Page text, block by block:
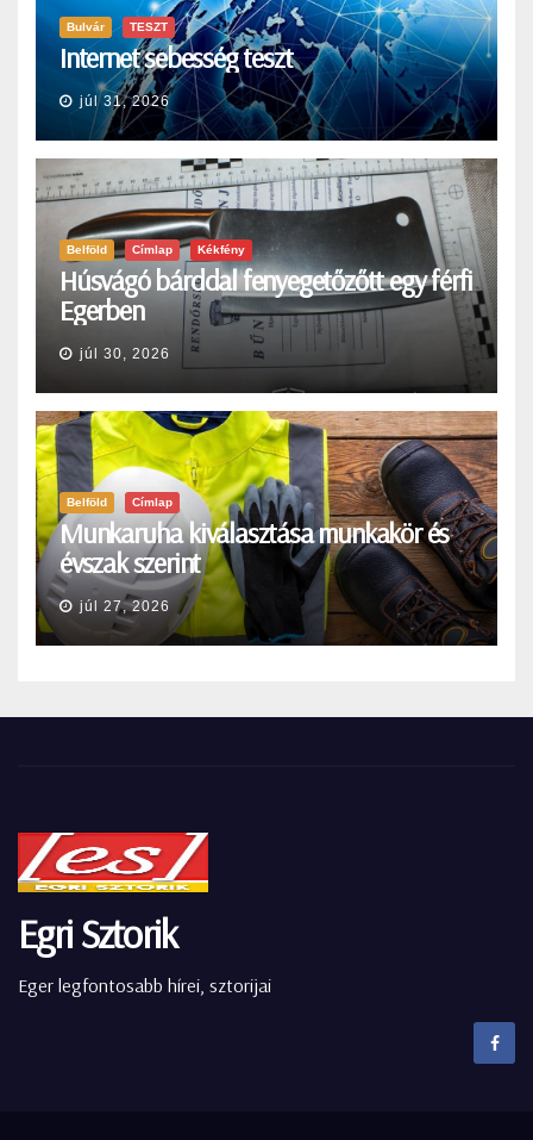
Bulvár TESZT
Internet sebesség teszt
júl 31, 2026
Belföld Címlap Kékfény
Húsvágó bárddal fenyegetőzőtt egy férfi
Egerben
júl 30, 2026
Belföld Címlap
Munkaruha kiválasztása munkakör és
évszak szerint
júl 27, 2026
Egri Sztorik
Eger legfontosabb hírei, sztorijai